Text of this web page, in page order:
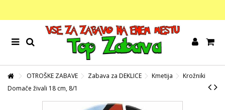
OTROŠKE ZABAVE Zabava za DEKLICE Kmetija
Krožniki
Domače živali 18 cm, 8/1